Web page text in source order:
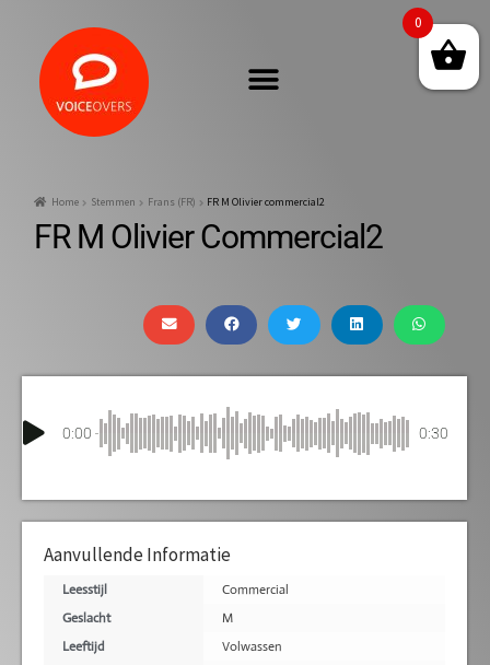
Home Stemmen Frans (FR) FR M Olivier commercial2
FR M Olivier Commercial2
0:00 0:30
Aanvullende Informatie
Leesstijl
Commercial
Geslacht
M
Leeftijd
Volwassen
0